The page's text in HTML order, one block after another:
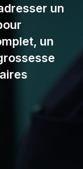
un
un